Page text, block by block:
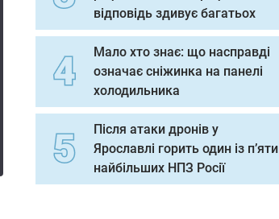
відповідь здивує багатьох
Мало хто знає: що насправді
означає сніжинка на панелі
холодильника
Після атаки дронів у
Ярославлі горить один із п’яти
найбільших НПЗ Росії